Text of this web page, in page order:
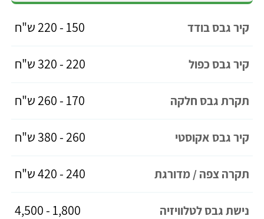
קיר גבס בודד 150 - 220 ש"ח
קיר גבס כפול 220 - 320 ש"ח
תקרת גבס חלקה 170 - 260 ש"ח
קיר גבס אקוסטי 260 - 380 ש"ח
תקרה צפה / מדורגת 240 - 420 ש"ח
נישת גבס לטלוויזיה
1,800 - 4,500